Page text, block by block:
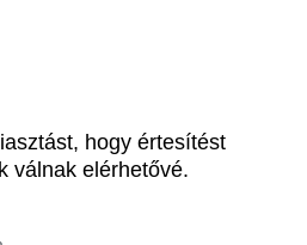
hogy értesítést
válnak elérhetővé.